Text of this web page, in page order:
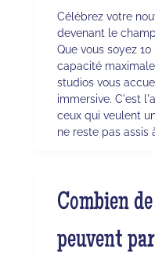
Célébrez votre
devenant le
Que vous soyez
capacité
studios vous
immersive. C'est
ceux qui veulent
ne reste pas assis
Combien
peuvent